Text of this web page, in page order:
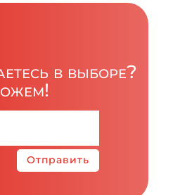
в выборе?
Отправить